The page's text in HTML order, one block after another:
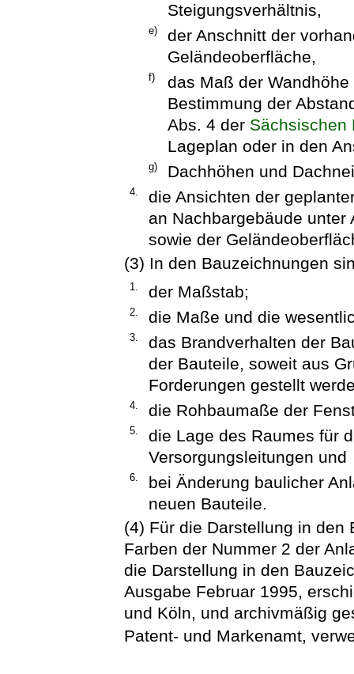
Steigungsverhältnis,
e)
der Anschnitt der
Geländeoberfläche,
f)
das Maß der
Bestimmung der
Abs. 4 der Sächsischen
Lageplan oder in den
g) Dachhöhen und
4.
die Ansichten der
an Nachbargebäude
sowie der
(3) In den Bauzeichnungen
1. der Maßstab;
2. die Maße und die
3.
das Brandverhalten der
der Bauteile, soweit aus
Forderungen gestellt
4. die Rohbaumaße der
5.
die Lage des Raumes für
Versorgungsleitungen und
6.
bei Änderung baulicher
neuen Bauteile.
(4) Für die Darstellung in den
Farben der Nummer 2 der
die Darstellung in den
Ausgabe Februar 1995,
und Köln, und archivmäßig
Patent- und Markenamt,